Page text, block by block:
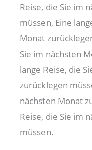
Reise, die Sie im
müssen, Eine
Monat
Sie im nächsten
lange Reise, die
zurücklegen
nächsten Monat
Reise, die Sie im
müssen.